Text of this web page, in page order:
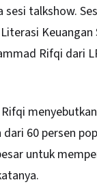
sesi talkshow.
Rifqi dari
60 persen
untuk